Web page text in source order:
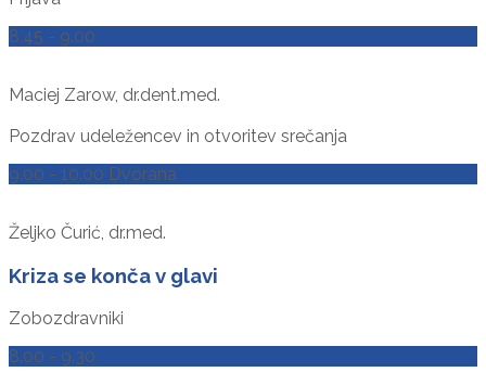
8.45 - 9.00
Maciej Zarow, dr.dent.med.
Pozdrav udeležencev in otvoritev srečanja
9.00 - 10.00 Dvorana
Željko Čurić, dr.med.
Kriza se konča v glavi
Zobozdravniki
8.00 - 9.30